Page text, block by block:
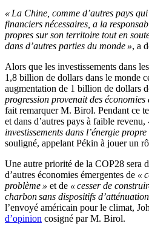
« La Chine, comme d’autres pays
financiers nécessaires, a la
propres sur son territoire tout en
dans d’autres parties du monde », a
Alors que les investissements dans
1,8 billion de dollars dans le monde
augmentation de 1 billion de dollars
progression provenait des économies
fait remarquer M. Birol. Pendant ce
et dans d’autres pays à faible revenu,
investissements dans l’énergie propre
souligné, appelant Pékin à jouer un
Une autre priorité de la COP28 sera
d’autres économies émergentes de «
problème » et de « cesser de
charbon sans dispositifs
l’envoyé américain pour le climat,
d’opinion cosigné par M. Birol.